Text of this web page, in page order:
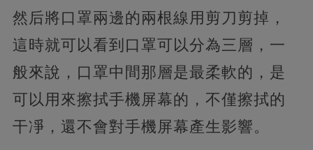
然后將口罩兩邊的兩根線用剪刀剪掉，
這時就可以看到口罩可以分為三層，一
般來說，口罩中間那層是最柔軟的，是
可以用來擦拭手機屏幕的，不僅擦拭的
干凈，還不會對手機屏幕產生影響。